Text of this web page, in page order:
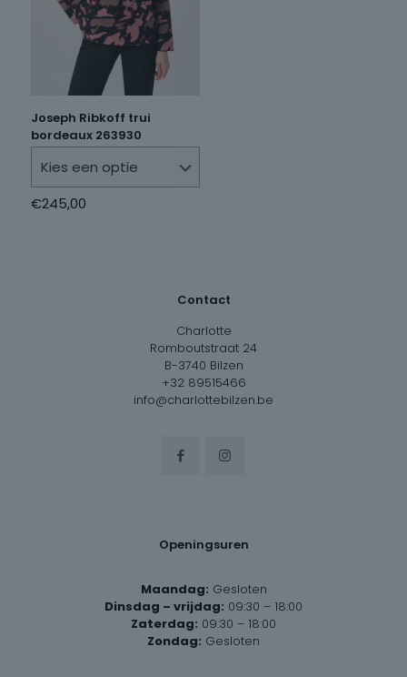
Joseph Ribkoff trui
bordeaux 263930
€245,00
Contact
Charlotte
Romboutstraat 24
B-3740 Bilzen
+32 89515466
info@charlottebilzen.be
Openingsuren
Maandag: Gesloten
Dinsdag – vrijdag: 09:30 – 18:00
Zaterdag: 09:30 – 18:00
Zondag: Gesloten